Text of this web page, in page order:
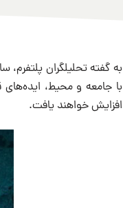
با جامعه و محیط،
افزایش خواهند یافت.